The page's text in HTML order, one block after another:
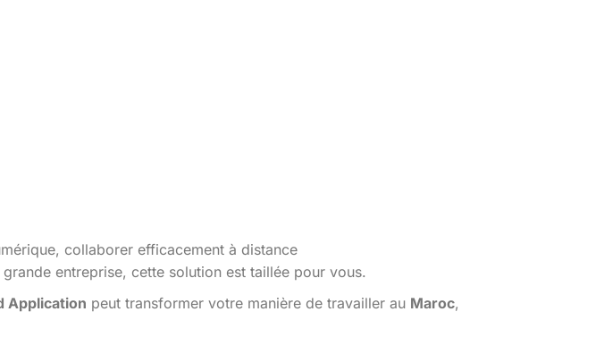
collaborer efficacement à distance
entreprise, cette solution est taillée pour vous.
Application peut transformer votre manière de travailler au Maroc,